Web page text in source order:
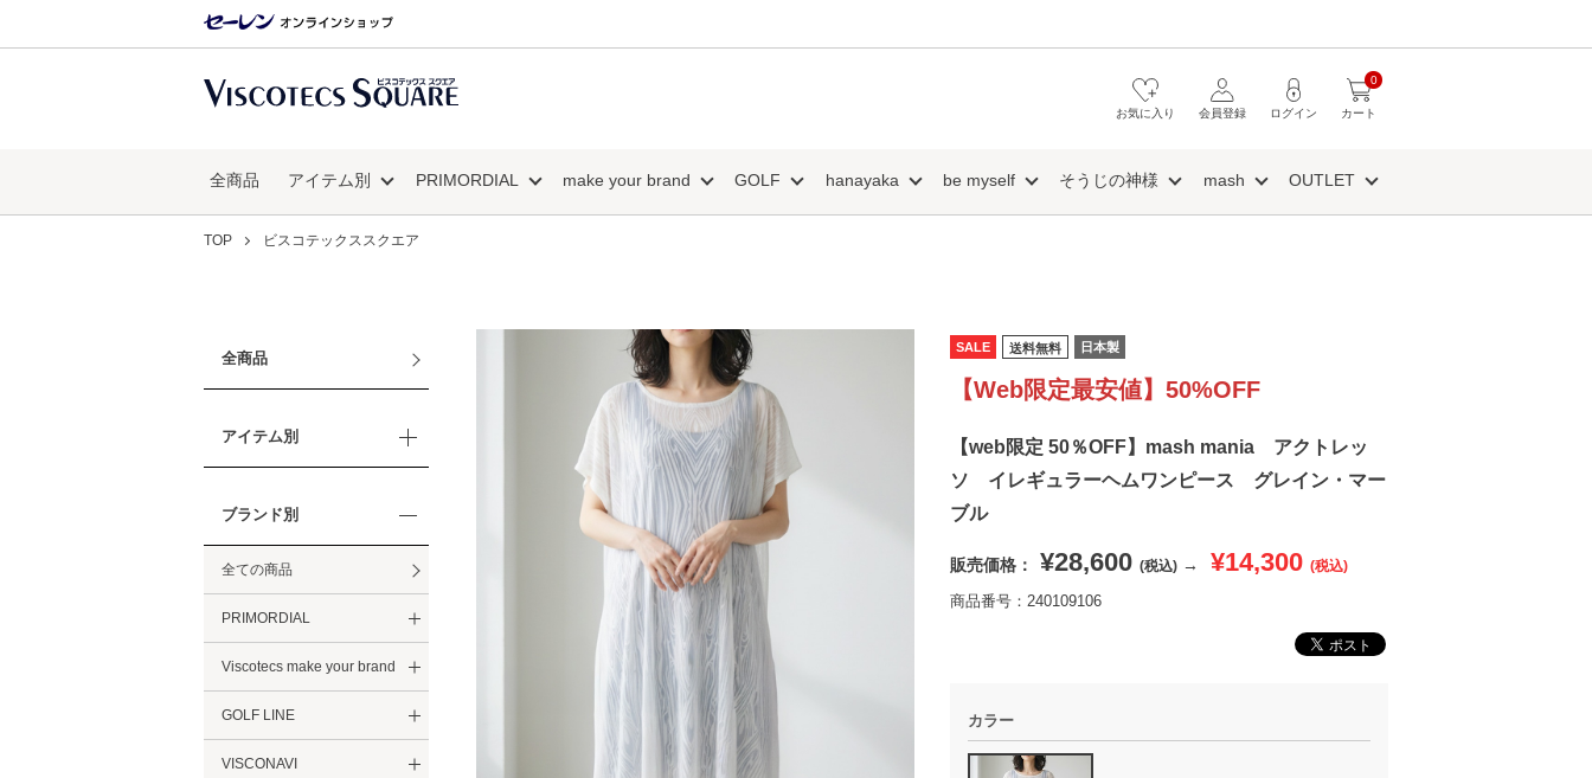
カート
0
ログイン
会員登録
お気に入り
全商品 アイテム別 PRIMORDIAL make your brand GOLF hanayaka be myself そうじの神様 mash OUTLET
TOP ビスコテックススクエア
全商品
アイテム別
ブランド別
全ての商品
PRIMORDIAL
Viscotecs make your brand
GOLF LINE
VISCONAVI
SALE 送料無料 日本製
【Web限定最安値】50%OFF
【web限定 50％OFF】mash mania アクトレッ
ソ イレギュラーヘムワンピース グレイン・マー
ブル
販売価格： ¥28,600 (税込) → ¥14,300 (税込)
商品番号：240109106
カラー